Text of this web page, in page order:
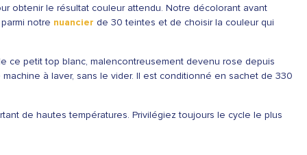
obtenir le résultat couleur attendu. Notre décolorant avant
notre nuancier de 30 teintes et de choisir la couleur qui
ce petit top blanc, malencontreusement devenu rose depuis
à laver, sans le vider. Il est conditionné en sachet de 330
de hautes températures. Privilégiez toujours le cycle le plus